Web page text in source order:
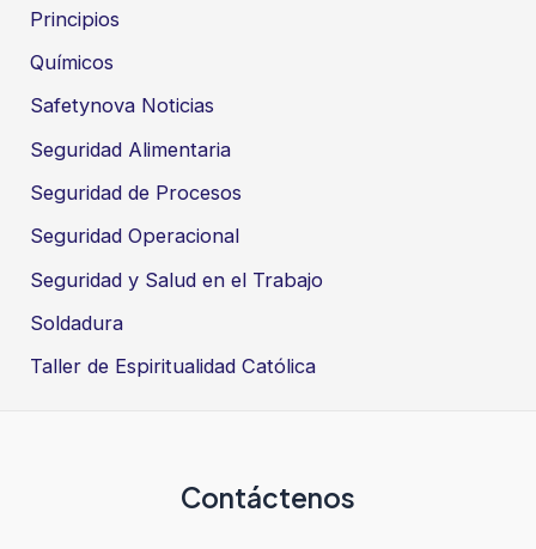
Principios
Químicos
Safetynova Noticias
Seguridad Alimentaria
Seguridad de Procesos
Seguridad Operacional
Seguridad y Salud en el Trabajo
Soldadura
Taller de Espiritualidad Católica
Contáctenos